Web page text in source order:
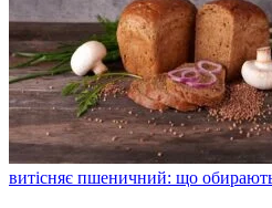
витісняє пшеничний: що обирають